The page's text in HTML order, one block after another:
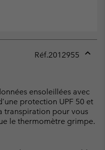
Réf.2012955
ensoleillées avec
protection UPF 50 et
transpiration pour vous
le thermomètre grimpe.